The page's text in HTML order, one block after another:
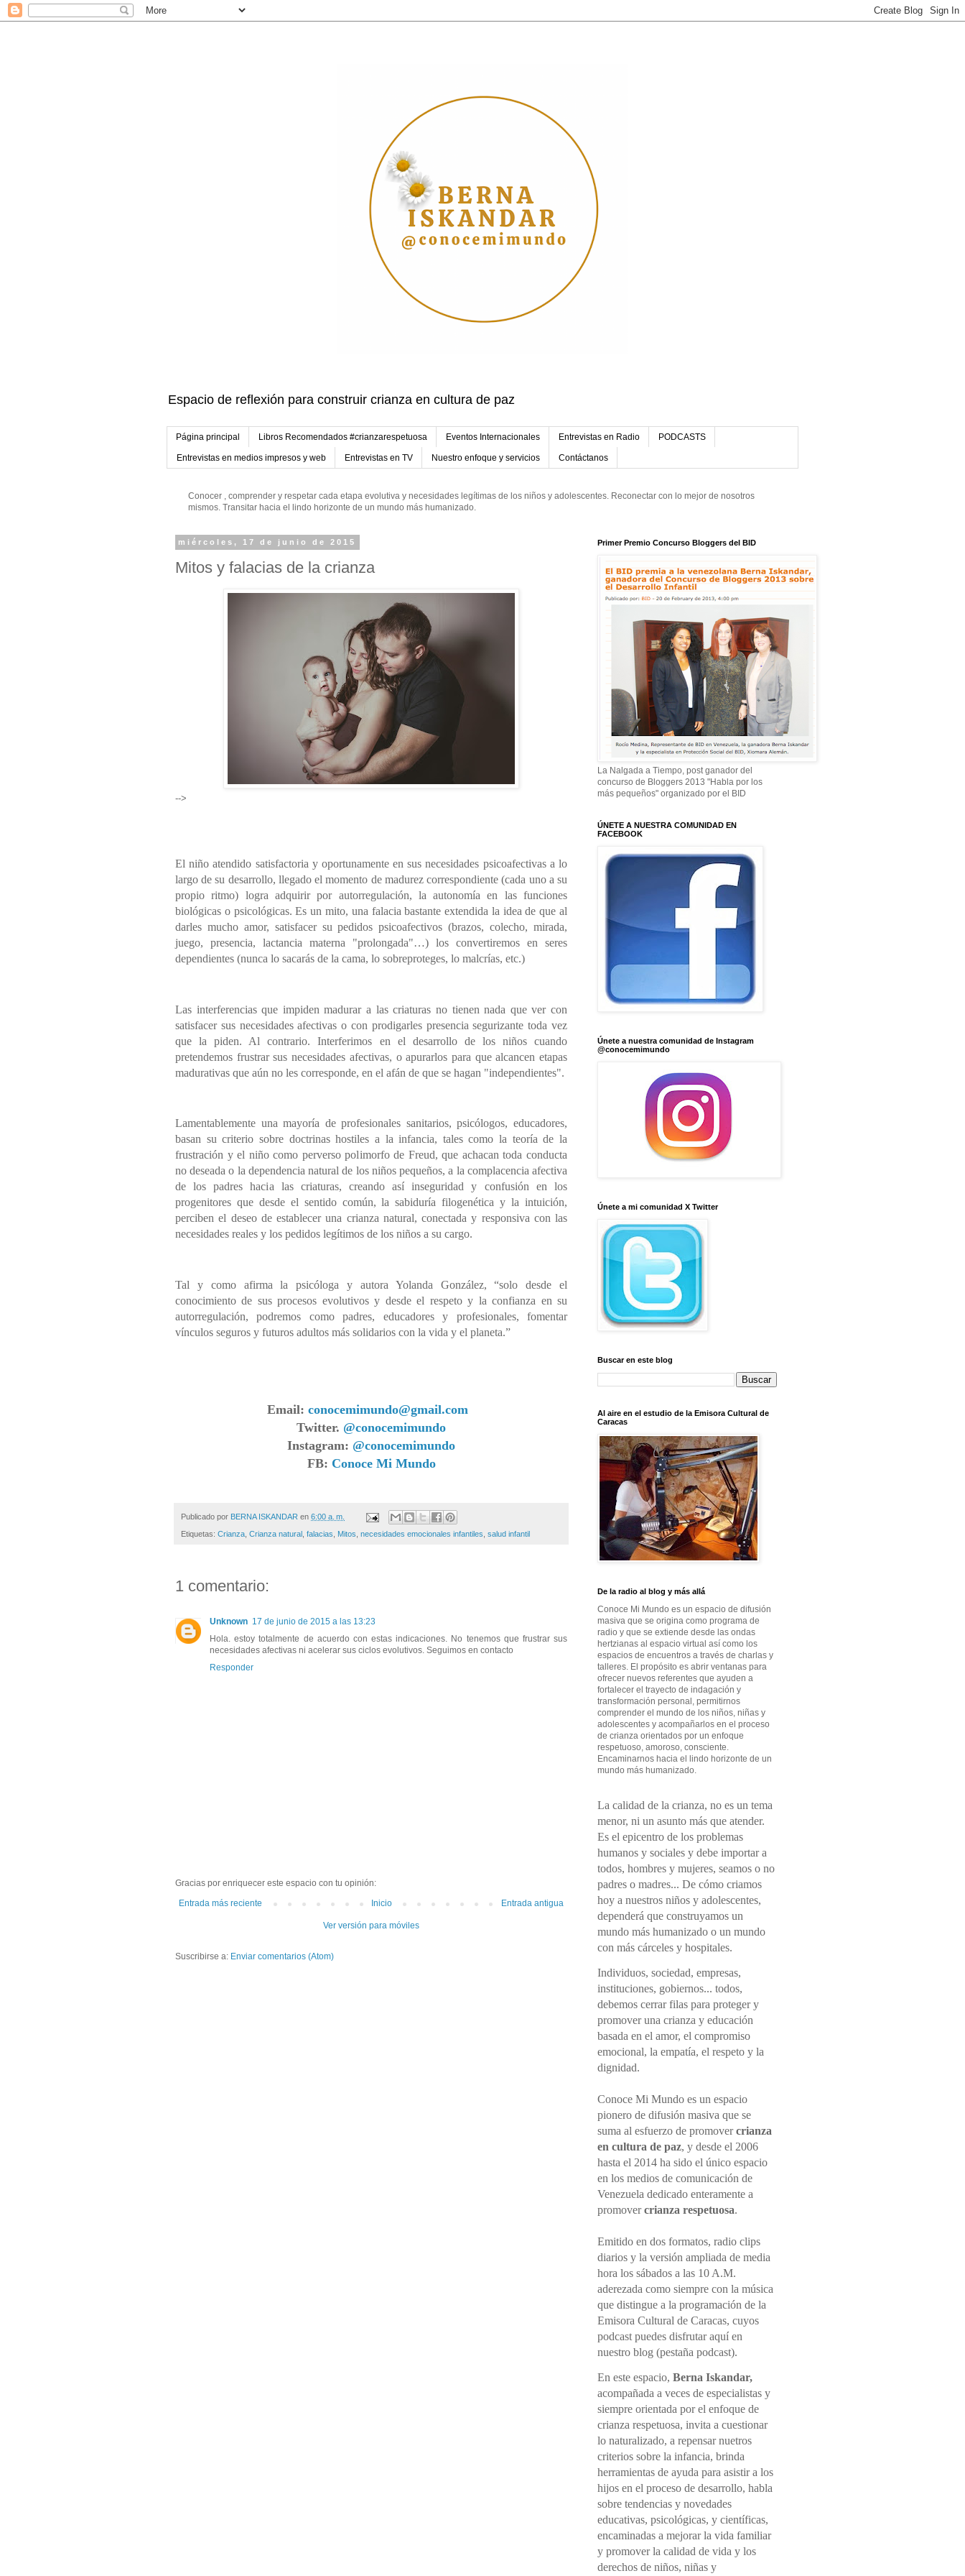
Espacio de reflexión para construir crianza en cultura de paz
Página principal Libros Recomendados #crianzarespetuosa Eventos Internacionales Entrevistas en Radio PODCASTS
Entrevistas en medios impresos y web Entrevistas en TV Nuestro enfoque y servicios Contáctanos
Conocer , comprender y respetar cada etapa evolutiva y necesidades legítimas de los niños y adolescentes. Reconectar con lo mejor de nosotros
mismos. Transitar hacia el lindo horizonte de un mundo más humanizado.
miércoles, 17 de junio de 2015
Mitos y falacias de la crianza
-->
El niño atendido satisfactoria y oportunamente en sus necesidades psicoafectivas a lo
largo de su desarrollo, llegado el momento de madurez correspondiente (cada uno a su
propio ritmo) logra adquirir por autorregulación, la autonomía en las funciones
biológicas o psicológicas. Es un mito, una falacia bastante extendida la idea de que al
darles mucho amor, satisfacer su pedidos psicoafectivos (brazos, colecho, mirada,
juego, presencia, lactancia materna "prolongada"…) los convertiremos en seres
dependientes (nunca lo sacarás de la cama, lo sobreproteges, lo malcrías, etc.)
Las interferencias que impiden madurar a las criaturas no tienen nada que ver con
satisfacer sus necesidades afectivas o con prodigarles presencia segurizante toda vez
que la piden. Al contrario. Interferimos en el desarrollo de los niños cuando
pretendemos frustrar sus necesidades afectivas, o apurarlos para que alcancen etapas
madurativas que aún no les corresponde, en el afán de que se hagan "independientes".
Lamentablemente una mayoría de profesionales sanitarios, psicólogos, educadores,
basan su criterio sobre doctrinas hostiles a la infancia, tales como la teoría de la
frustración y el niño como perverso polimorfo de Freud, que achacan toda conducta
no deseada o la dependencia natural de los niños pequeños, a la complacencia afectiva
de los padres hacia las criaturas, creando así inseguridad y confusión en los
progenitores que desde el sentido común, la sabiduría filogenética y la intuición,
perciben el deseo de establecer una crianza natural, conectada y responsiva con las
necesidades reales y los pedidos legítimos de los niños a su cargo.
Tal y como afirma la psicóloga y autora Yolanda González, “solo desde el
conocimiento de sus procesos evolutivos y desde el respeto y la confianza en su
autorregulación, podremos como padres, educadores y profesionales, fomentar
vínculos seguros y futuros adultos más solidarios con la vida y el planeta.”
Email: conocemimundo@gmail.com
Twitter. @conocemimundo
Instagram: @conocemimundo
FB: Conoce Mi Mundo
Publicado por BERNA ISKANDAR en 6:00 a. m.
Etiquetas: Crianza, Crianza natural , falacias, Mitos, necesidades emocionales infantiles, salud infantil
1 comentario:
Unknown 17 de junio de 2015 a las 13:23
Hola. estoy totalmente de acuerdo con estas indicaciones. No tenemos que frustrar sus
necesidades afectivas ni acelerar sus ciclos evolutivos. Seguimos en contacto
Responder
Gracias por enriquecer este espacio con tu opinión:
Entrada más reciente
Entrada antigua
Inicio
Ver versión para móviles
Suscribirse a: Enviar comentarios (Atom)
Primer Premio Concurso Bloggers del BID
La Nalgada a Tiempo, post ganador del
concurso de Bloggers 2013 "Habla por los
más pequeños" organizado por el BID
ÚNETE A NUESTRA COMUNIDAD EN
FACEBOOK
Únete a nuestra comunidad de Instagram
@conocemimundo
Únete a mi comunidad X Twitter
Buscar en este blog
Al aire en el estudio de la Emisora Cultural de
Caracas
De la radio al blog y más allá
Conoce Mi Mundo es un espacio de difusión
masiva que se origina como programa de
radio y que se extiende desde las ondas
hertzianas al espacio virtual así como los
espacios de encuentros a través de charlas y
talleres. El propósito es abrir ventanas para
ofrecer nuevos referentes que ayuden a
fortalecer el trayecto de indagación y
transformación personal, permitirnos
comprender el mundo de los niños, niñas y
adolescentes y acompañarlos en el proceso
de crianza orientados por un enfoque
respetuoso, amoroso, consciente.
Encaminarnos hacia el lindo horizonte de un
mundo más humanizado.
La calidad de la crianza, no es un tema
menor, ni un asunto más que atender.
Es el epicentro de los problemas
humanos y sociales y debe importar a
todos, hombres y mujeres, seamos o no
padres o madres... De cómo criamos
hoy a nuestros niños y adolescentes,
dependerá que construyamos un
mundo más humanizado o un mundo
con más cárceles y hospitales.
Individuos, sociedad, empresas,
instituciones, gobiernos... todos,
debemos cerrar filas para proteger y
promover una crianza y educación
basada en el amor, el compromiso
emocional, la empatía, el respeto y la
dignidad.
Conoce Mi Mundo es un espacio
pionero de difusión masiva que se
suma al esfuerzo de promovercrianza
en cultura de paz, y desde el 2006
hasta el 2014 ha sido el único espacio
en los medios de comunicación de
Venezuela dedicado enteramente a
promovercrianza respetuosa.
Emitido en dos formatos, radio clips
diarios y la versión ampliada de media
hora los sábados a las 10 A.M.
aderezada como siempre con la música
que distingue a la programación de la
Emisora Cultural de Caracas, cuyos
podcast puedes disfrutar aquí en
nuestro blog (pestaña podcast).
En este espacio, Berna Iskandar,
acompañada a veces de especialistas y
siempre orientada por el enfoque de
crianza respetuosa, invita a cuestionar
lo naturalizado, a repensar nuetros
criterios sobre la infancia, brinda
herramientas de ayuda para asistir a los
hijos en el proceso de desarrollo, habla
sobre tendencias y novedades
educativas, psicológicas, y científicas,
encaminadas a mejorar la vida familiar
y promover la calidad de vida y los
derechos de niños, niñas y